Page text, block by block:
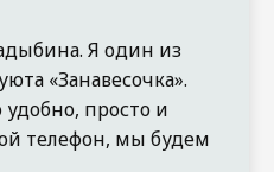
Я один из
«Занавесочка».
просто и
телефон, мы будем